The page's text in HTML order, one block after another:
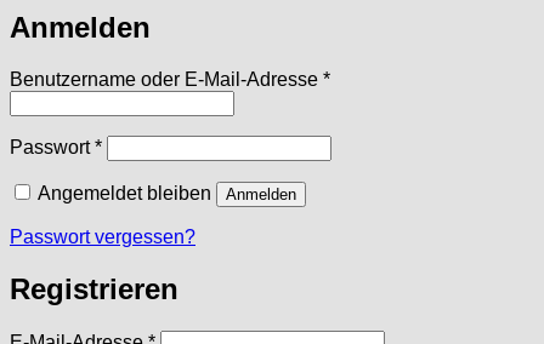
Anmelden
Benutzername oder E-Mail-Adresse *Erforderlich
Passwort*Erforderlich
Angemeldet bleiben Anmelden
Passwort vergessen?
Registrieren
Erforderlich